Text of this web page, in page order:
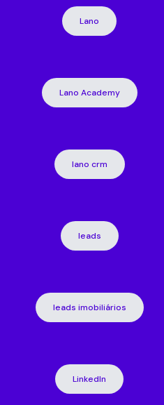
Lano
Lano Academy
lano crm
leads
leads imobiliários
LinkedIn